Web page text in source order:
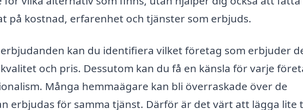
på kostnad, erfarenhet och tjänster som erbjuds.
kan du identifiera vilket företag som erbjuder
och pris. Dessutom kan du få en känsla för varje
Många hemmaägare kan bli överraskade över de
erbjudas för samma tjänst. Därför är det värt att lägga lite